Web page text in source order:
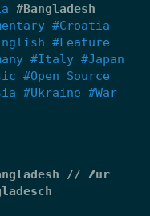
#Bangladesh
#Croatia
#Feature
#Italy #Japan
#Open Source
#Ukraine #War
// Zur